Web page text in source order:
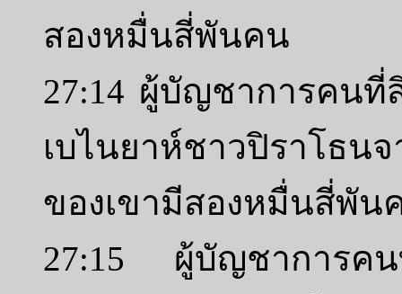
สองหมื่นสี่พันคน
27:14 ผู้บัญชาการคนที่
เบไนยาห์ชาวปิราโธ
ของเขามีสองหมื่นสี่พัน
27:15 ผู้บัญชาการคน